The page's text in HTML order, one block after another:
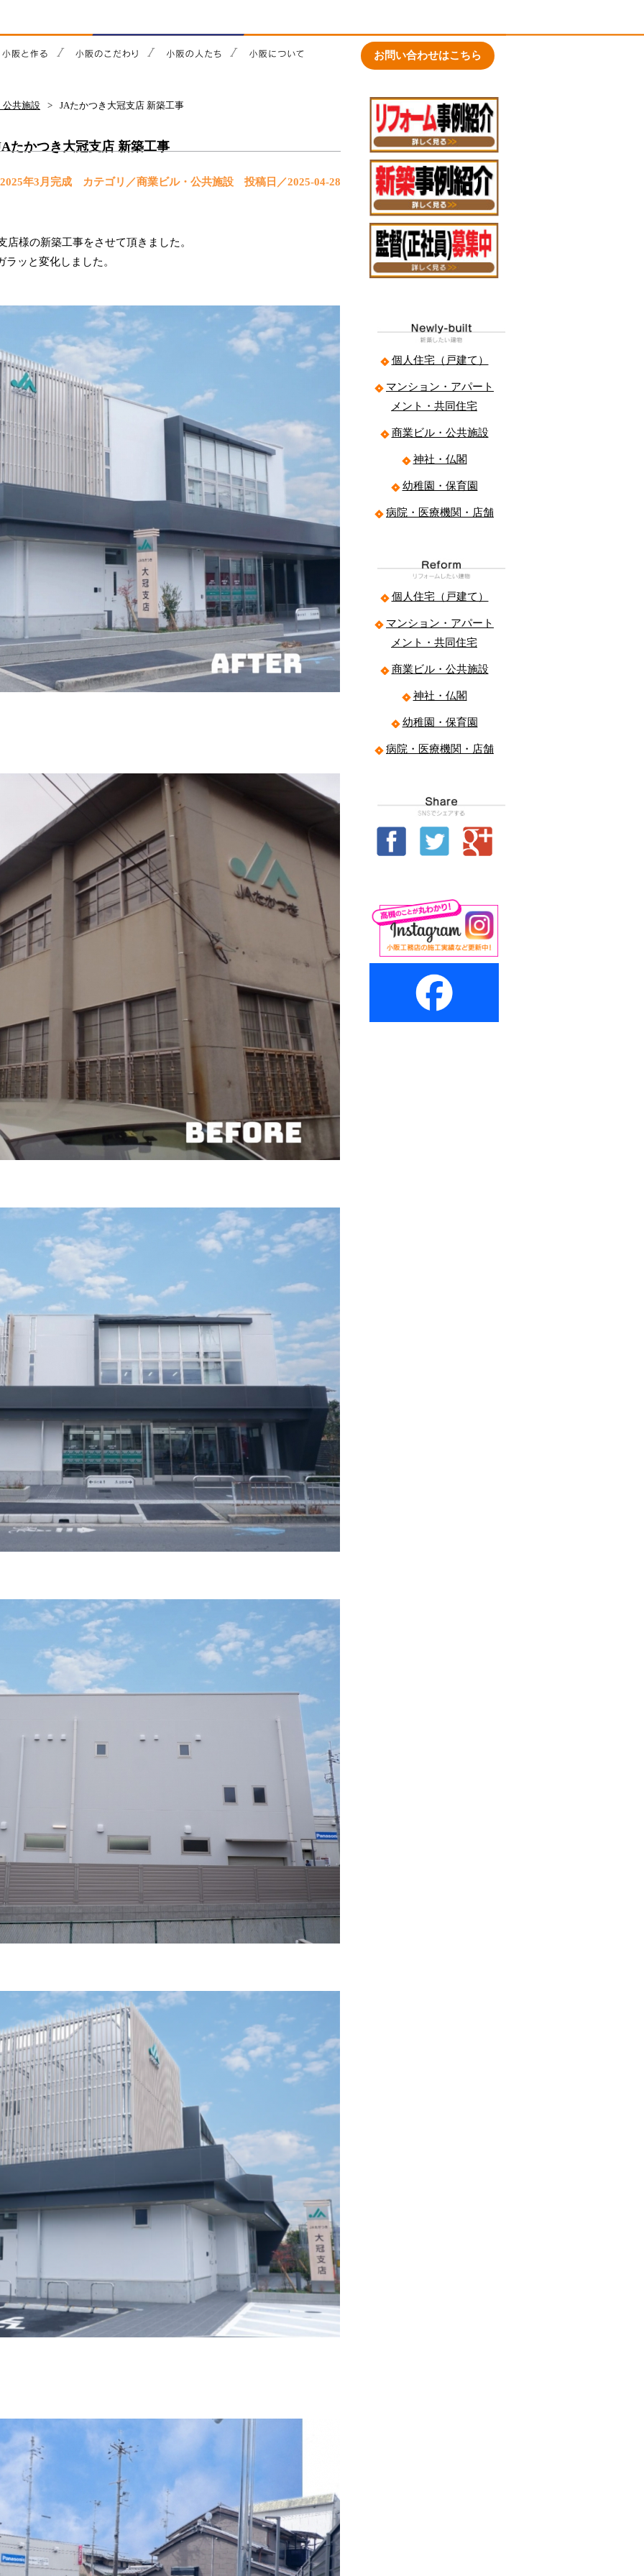
お問い合わせはこちら
公共施設 JAたかつき大冠支店 新築工事
たかつき大冠支店 新築工事
年3月完成 カテゴリ／商業ビル・公共施設 投稿日／2025-04-28
様の新築工事をさせて頂きました。
ッと変化しました。
個人住宅（戸建て）
マンション・アパート
メント・共同住宅
商業ビル・公共施設
神社・仏閣
幼稚園・保育園
病院・医療機関・店舗
個人住宅（戸建て）
マンション・アパート
メント・共同住宅
商業ビル・公共施設
神社・仏閣
幼稚園・保育園
病院・医療機関・店舗